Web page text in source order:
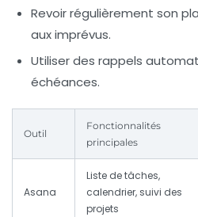
Revoir régulièrement son
aux imprévus.
Utiliser des rappels
échéances.
Outil
Fonctionnalités
principales
Asana
Liste de tâches,
calendrier, suivi des
projets